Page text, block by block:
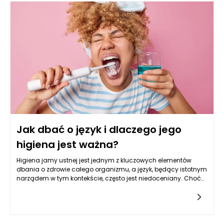
żywności. W pierwszej kolejności warto zwrócić uwagę na
normy dotyczące materiałów w kontakcie z żywnością. W Unii
Europejskiej kluczowym dokumentem regulującym te kwestie
jest Rozporządzenie (WE) nr 1935/2004, które określa
wymagania dla materiałów i wyrobów przeznaczonych do
kontaktu z żywnością. Przepisy te zobowiązują producentów
do zapewnienia, że opakowania, w tym worki papierowe, nie
przenoszą substancji szkodliwych na żywność oraz nie
zmieniają jej składników w sposób niepożądany.
Jak dbać o język i dlaczego jego
higiena jest ważna?
Higiena jamy ustnej jest jednym z kluczowych elementów
dbania o zdrowie całego organizmu, a język, będący istotnym
narządem w tym kontekście, często jest niedoceniany. Choć
języka jest równie ważne, a jego zaniedbanie może prowadzić